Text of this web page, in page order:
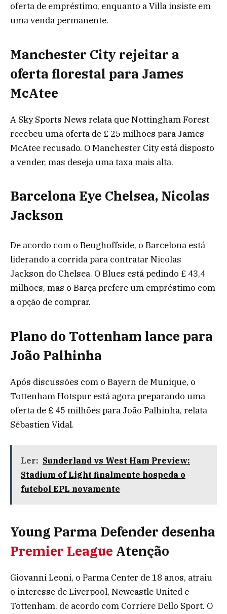
oferta de empréstimo, enquanto a Villa insiste em
uma venda permanente.
Manchester City rejeitar a
oferta florestal para James
McAtee
A Sky Sports News relata que Nottingham Forest
recebeu uma oferta de £ 25 milhões para James
McAtee recusado. O Manchester City está disposto
a vender, mas deseja uma taxa mais alta.
Barcelona Eye Chelsea, Nicolas
Jackson
De acordo com o Beughoffside, o Barcelona está
liderando a corrida para contratar Nicolas
Jackson do Chelsea. O Blues está pedindo £ 43,4
milhões, mas o Barça prefere um empréstimo com
a opção de comprar.
Plano do Tottenham lance para
João Palhinha
Após discussões com o Bayern de Munique, o
Tottenham Hotspur está agora preparando uma
oferta de £ 45 milhões para João Palhinha, relata
Sébastien Vidal.
Ler: Sunderland vs West Ham Preview:
Stadium of Light finalmente hospeda o
futebol EPL novamente
Young Parma Defender desenha
Premier League Atenção
Giovanni Leoni, o Parma Center de 18 anos, atraiu
o interesse de Liverpool, Newcastle United e
Tottenham, de acordo com Corriere Dello Sport. O